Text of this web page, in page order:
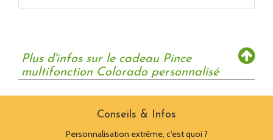
Plus d'infos sur le cadeau Pince
multifonction Colorado personnalisé
Conseils & Infos
Personnalisation extrême, c'est quoi ?